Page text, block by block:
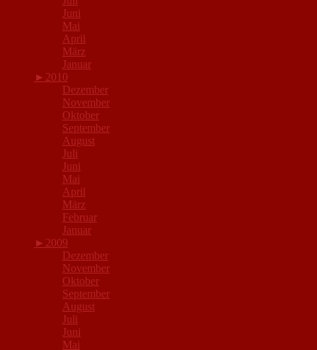
Juni
Mai
April
März
Januar
► 2010
Dezember
November
Oktober
September
August
Juli
Juni
Mai
April
März
Februar
Januar
► 2009
Dezember
November
Oktober
September
August
Juli
Juni
Mai